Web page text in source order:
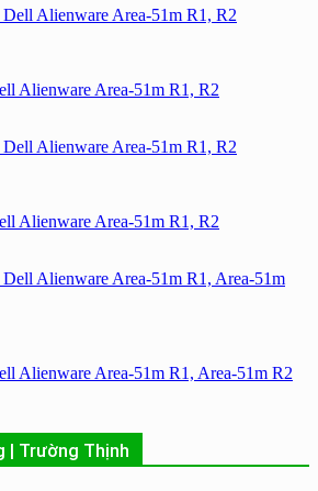
Alienware Area-51m R1, R2
Alienware Area-51m R1, R2
Alienware Area-51m R1, Area-51m R2
| Trường Thịnh